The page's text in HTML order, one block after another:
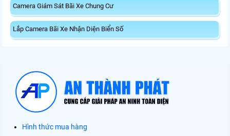
Camera Giám Sát Bãi Xe Chung Cư
Lắp Camera Bãi Xe Nhận Diện Biển Số
Hình thức mua hàng